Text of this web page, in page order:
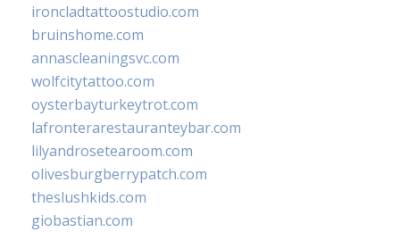
ironcladtattoostudio.com
bruinshome.com
annascleaningsvc.com
wolfcitytattoo.com
oysterbayturkeytrot.com
lafronterarestauranteybar.com
lilyandrosetearoom.com
olivesburgberrypatch.com
theslushkids.com
giobastian.com